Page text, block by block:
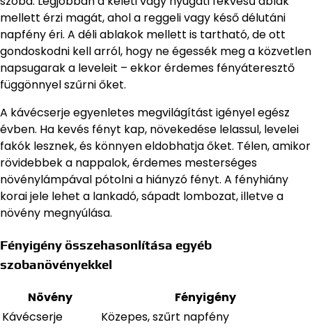
mellett érzi magát, ahol a reggeli vagy késő délutáni
napfény éri. A déli ablakok mellett is tartható, de ott
gondoskodni kell arról, hogy ne égessék meg a közvetlen
napsugarak a leveleit – ekkor érdemes fényáteresztő
függönnyel szűrni őket.
A kávécserje egyenletes megvilágítást igényel egész
évben. Ha kevés fényt kap, növekedése lelassul, levelei
fakók lesznek, és könnyen eldobhatja őket. Télen, amikor
rövidebbek a nappalok, érdemes mesterséges
növénylámpával pótolni a hiányzó fényt. A fényhiány
korai jele lehet a lankadó, sápadt lombozat, illetve a
növény megnyúlása.
Fényigény összehasonlítása egyéb
szobanövényekkel
Növény
Fényigény
Kávécserje
Közepes, szűrt napfény